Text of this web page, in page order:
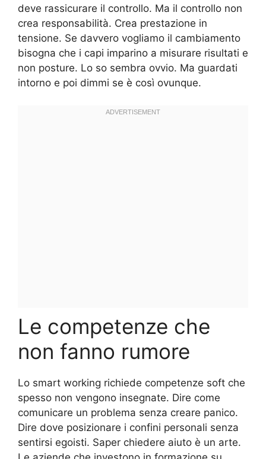
deve rassicurare il controllo. Ma il controllo non
crea responsabilità. Crea prestazione in
tensione. Se davvero vogliamo il cambiamento
bisogna che i capi imparino a misurare risultati e
non posture. Lo so sembra ovvio. Ma guardati
intorno e poi dimmi se è così ovunque.
Le competenze che
non fanno rumore
Lo smart working richiede competenze soft che
spesso non vengono insegnate. Dire come
comunicare un problema senza creare panico.
Dire dove posizionare i confini personali senza
sentirsi egoisti. Saper chiedere aiuto è un arte.